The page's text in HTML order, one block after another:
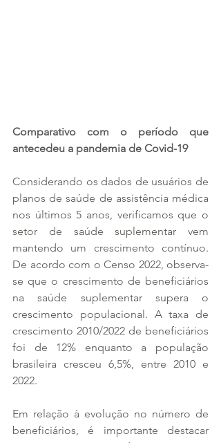
Comparativo com o período que
antecedeu a pandemia de Covid-19
Considerando os dados de usuários de
planos de saúde de assistência médica
nos últimos 5 anos, verificamos que o
setor de saúde suplementar vem
mantendo um crescimento contínuo.
De acordo com o Censo 2022, observa-
se que o crescimento de beneficiários
na saúde suplementar supera o
crescimento populacional. A taxa de
crescimento 2010/2022 de beneficiários
foi de 12% enquanto a população
brasileira cresceu 6,5%, entre 2010 e
2022.
Em relação à evolução no número de
beneficiários, é importante destacar